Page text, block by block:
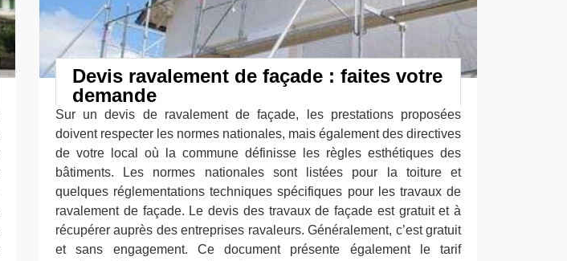
Devis ravalement de façade : faites votre
demande
Sur un devis de ravalement de façade, les prestations proposées
doivent respecter les normes nationales, mais également des directives
de votre local où la commune définisse les règles esthétiques des
bâtiments. Les normes nationales sont listées pour la toiture et
quelques réglementations techniques spécifiques pour les travaux de
ravalement de façade. Le devis des travaux de façade est gratuit et à
récupérer auprès des entreprises ravaleurs. Généralement, c’est gratuit
et sans engagement. Ce document présente également le tarif